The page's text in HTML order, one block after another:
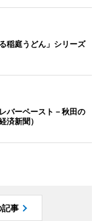
稲庭うどん」シリーズ
バーペースト－秋田の
済新聞）
事